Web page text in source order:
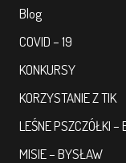
Blog
COVID – 19
KONKURSY
KORZYSTANIE Z TIK
LEŚNE PSZCZÓŁKI –
MISIE – BYSŁAW